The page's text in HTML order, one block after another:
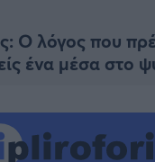
Ο λόγος που
ένα μέσα στο